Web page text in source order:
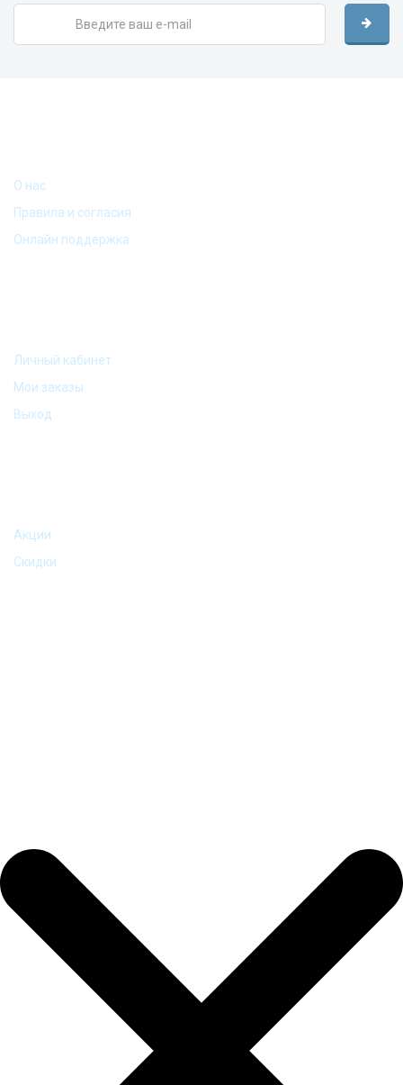
О нас
Правила и согласия
Онлайн поддержка
Личный кабинет
Мои заказы
Выход
Акции
Скидки